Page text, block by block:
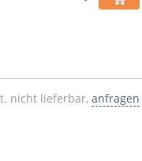
nicht lieferbar, anfragen